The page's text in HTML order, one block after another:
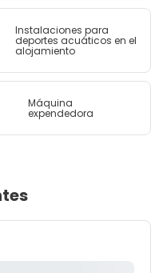
Instalaciones para
deportes acuáticos en el
alojamiento
Máquina
expendedora